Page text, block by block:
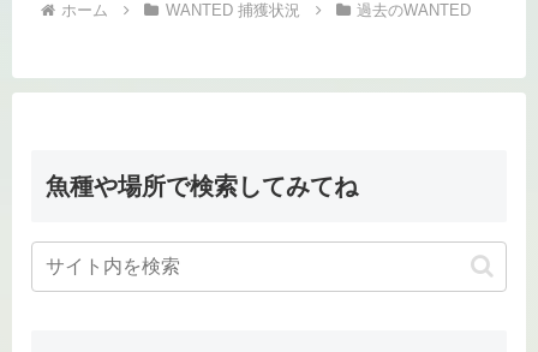
ホーム WANTED 捕獲状況 過去のWANTED
魚種や場所で検索してみてね